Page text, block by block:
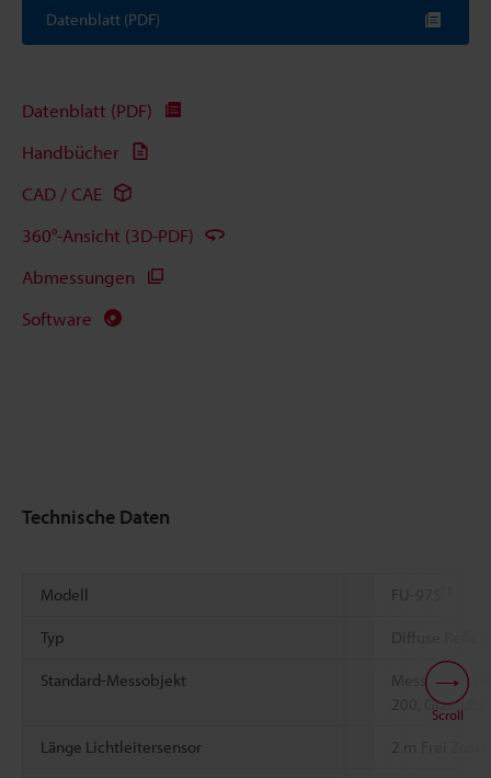
Datenblatt (PDF)
Datenblatt (PDF)
Handbücher
CAD / CAE
360°-Ansicht (3D-PDF)
Abmessungen
Software
Technische Daten
Modell FU-97S
Typ Diffuse
Standard-Messobjekt
Messobjekt
200,
Länge Lichtleitersensor 2 m Frei
Scroll